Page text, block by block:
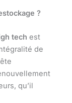
?
tech est
de
qu’il